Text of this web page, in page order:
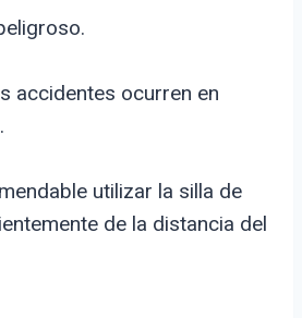
accidentes ocurren en
utilizar la silla de
de la distancia del